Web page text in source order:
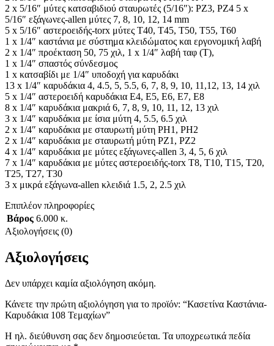
2 x 5/16″ μύτες κατσαβιδιού σταυρωτές (5/16″): PZ3, PZ4 5 x
5/16″ εξάγωνες-allen μύτες 7, 8, 10, 12, 14 mm
5 x 5/16″ αστεροειδής-torx μύτες T40, T45, T50, T55, T60
1 x 1/4″ καστάνια με σύστημα κλειδώματος και εργονομική λαβή
2 x 1/4″ προέκταση 50, 75 χιλ, 1 x 1/4″ λαβή ταφ (Τ),
1 x 1/4″ σπαστός σύνδεσμος
1 x κατσαβίδι με 1/4″ υποδοχή για καρυδάκι
13 x 1/4″ καρυδάκια 4, 4.5, 5, 5.5, 6, 7, 8, 9, 10, 11,12, 13, 14 χιλ
5 x 1/4″ αστεροειδή καρυδάκια E4, E5, E6, E7, E8
8 x 1/4″ καρυδάκια μακριά 6, 7, 8, 9, 10, 11, 12, 13 χιλ
3 x 1/4″ καρυδάκια με ίσια μύτη 4, 5.5, 6.5 χιλ
2 x 1/4″ καρυδάκια με σταυρωτή μύτη PH1, PH2
2 x 1/4″ καρυδάκια με σταυρωτή μύτη PZ1, PZ2
4 x 1/4″ καρυδάκια με μύτες εξάγωνες-allen 3, 4, 5, 6 χιλ
7 x 1/4″ καρυδάκια με μύτες αστεροειδής-torx T8, T10, T15, T20,
T25, T27, T30
3 x μικρά εξάγωνα-allen κλειδιά 1.5, 2, 2.5 χιλ
Επιπλέον πληροφορίες
Βάρος 6.000 κ.
Αξιολογήσεις (0)
Αξιολογήσεις
Δεν υπάρχει καμία αξιολόγηση ακόμη.
Κάνετε την πρώτη αξιολόγηση για το προϊόν: “Κασετίνα Καστάνια-
Καρυδάκια 108 Τεμαχίων”
Η ηλ. διεύθυνση σας δεν δημοσιεύεται. Τα υποχρεωτικά πεδία